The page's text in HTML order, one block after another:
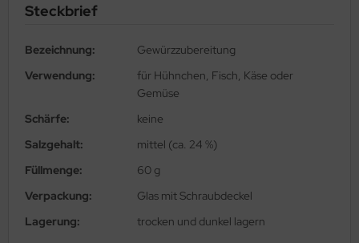
Steckbrief
Bezeichnung:
Gewürzzubereitung
Verwendung:
für Hühnchen, Fisch, Käse oder
Gemüse
Schärfe:
keine
Salzgehalt:
mittel (ca. 24 %)
Füllmenge:
60 g
Verpackung:
Glas mit Schraubdeckel
Lagerung:
trocken und dunkel lagern